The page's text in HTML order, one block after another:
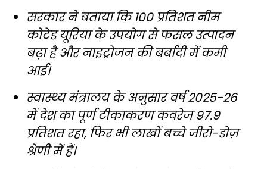
सरकार ने बताया कि 100 प्रतिशत नीम
कोटेड यूरिया के उपयोग से फसल उत्पादन
बढ़ा है और नाइट्रोजन की बर्बादी में कमी
आई।
स्वास्थ्य मंत्रालय के अनुसार वर्ष 2025-26
में देश का पूर्ण टीकाकरण कवरेज 97.9
प्रतिशत रहा, फिर भी लाखों बच्चे जीरो-डोज़
श्रेणी में हैं।